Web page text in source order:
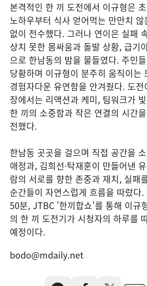
본격적인 한 끼 도전에서 이규형은
노하우부터 식사 얻어먹는 만만치
없이 전수했다. 그러나 연이은 실패
상치 못한 몸싸움과 돌발 상황, 급기
으로 한남동의 밤을 물들였다. 주민
당황하며 이규형이 분주히 움직이는
경험자다운 유연함을 안겨줬다. 도
장에서는 리액션과 케미, 팀워크가
한 끼의 소중함과 작은 연결의 시간
전했다.
한남동 곳곳을 걸으며 직접 공간을
애정과, 김희선·탁재훈이 만들어낸
람의 서로를 향한 존중과 재치, 실패
순간들이 자연스럽게 흐름을 따랐다
50분, JTBC '한끼합쇼'를 통해 이규
의 한 끼 도전기가 시청자의 하루를
예정이다.
bodo@mdaily.net